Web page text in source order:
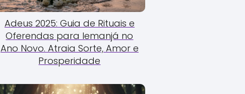
Adeus 2025: Guia de Rituais e
Oferendas para Iemanjá no
Ano Novo. Atraia Sorte, Amor e
Prosperidade